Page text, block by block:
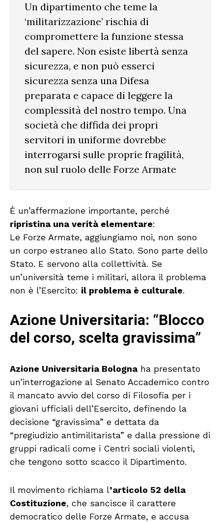
Un dipartimento che teme la
‘militarizzazione’ rischia di
compromettere la funzione stessa
del sapere. Non esiste libertà senza
sicurezza, e non può esserci
sicurezza senza una Difesa
preparata e capace di leggere la
complessità del nostro tempo. Una
società che diffida dei propri
servitori in uniforme dovrebbe
interrogarsi sulle proprie fragilità,
non sul ruolo delle Forze Armate
È un’affermazione importante, perché
ripristina una verità elementare:
Le Forze Armate, aggiungiamo noi, non sono
un corpo estraneo allo Stato. Sono parte dello
Stato. E servono alla collettività. Se
un’università teme i militari, allora il problema
non è l’Esercito: il problema è culturale.
Azione Universitaria: “Blocco
del corso, scelta gravissima”
Azione Universitaria Bologna ha presentato
un’interrogazione al Senato Accademico contro
il mancato avvio del corso di Filosofia per i
giovani ufficiali dell’Esercito, definendo la
decisione “gravissima” e dettata da
“pregiudizio antimilitarista” e dalla pressione di
gruppi radicali come i Centri sociali violenti,
che tengono sotto scacco il Dipartimento.
Il movimento richiama l’articolo 52 della
Costituzione, che sancisce il carattere
democratico delle Forze Armate, e accusa